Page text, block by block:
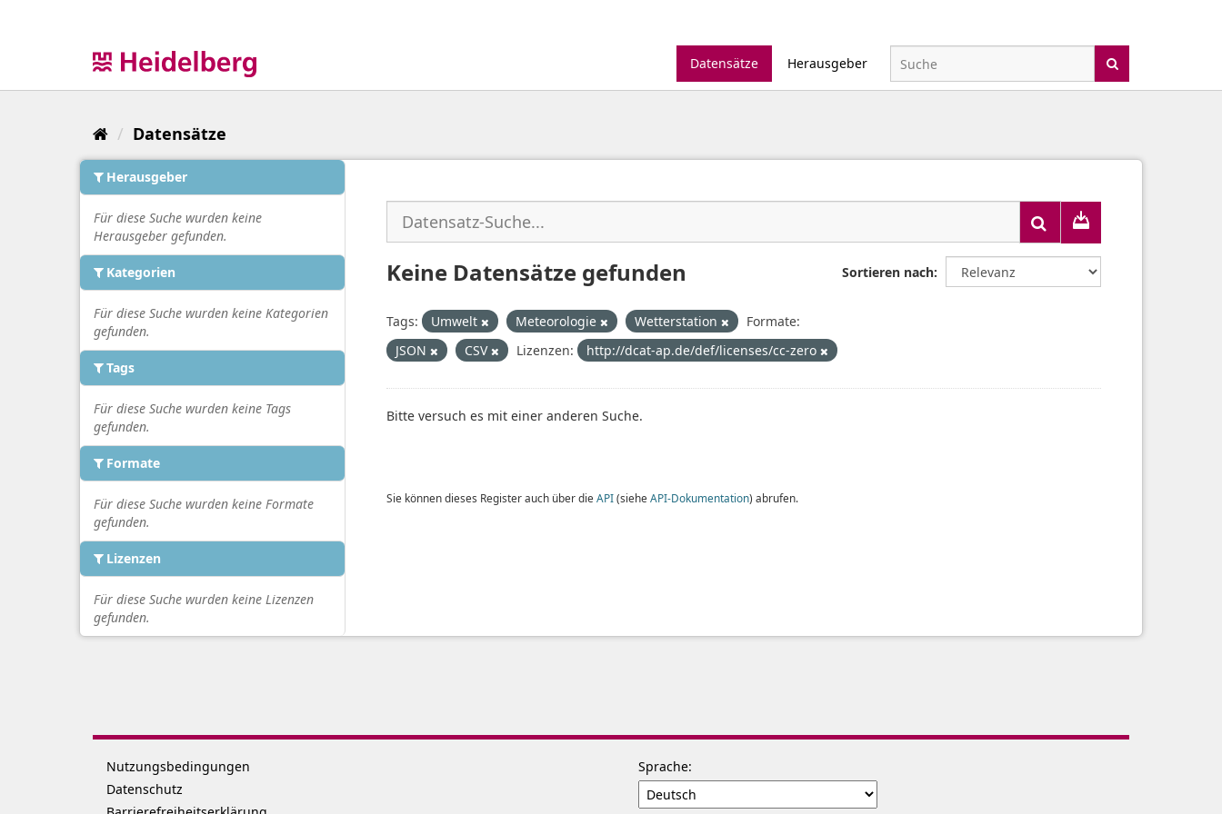
Datensätze
Herausgeber
Datensätze
Herausgeber
Für diese Suche wurden keine
Herausgeber gefunden.
Kategorien
Für diese Suche wurden keine Kategorien
gefunden.
Tags
Für diese Suche wurden keine Tags
gefunden.
Formate
Für diese Suche wurden keine Formate
gefunden.
Lizenzen
Für diese Suche wurden keine Lizenzen
gefunden.
Sortieren nach
Keine Datensätze gefunden
Tags: Umwelt Meteorologie Wetterstation
Formate:
JSON
CSV Lizenzen: http://dcat-ap.de/def/licenses/cc-zero
Bitte versuch es mit einer anderen Suche.
Sie können dieses Register auch über die API(siehe API-Dokumentation) abrufen.
Nutzungsbedingungen
Datenschutz
Sprache